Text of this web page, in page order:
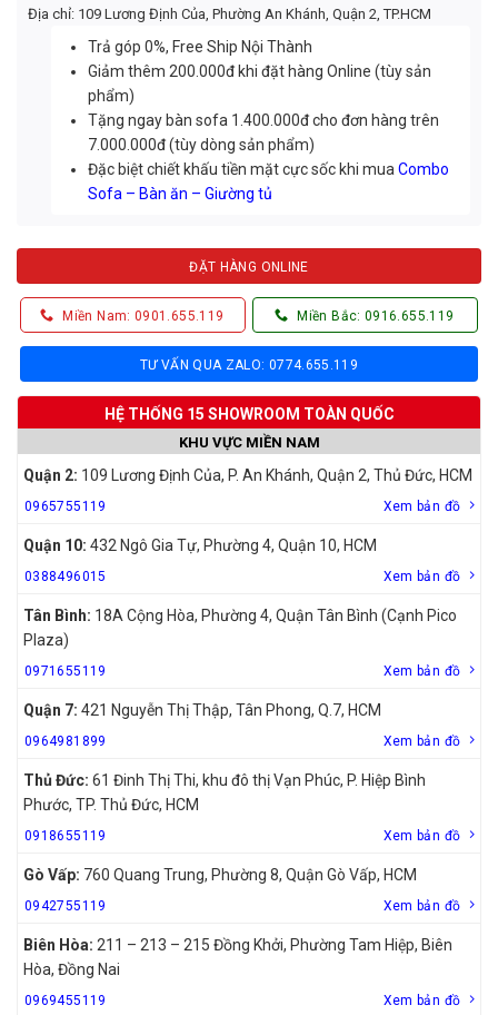
Địa chỉ: 109 Lương Định Của, Phường An Khánh, Quận 2, TP.HCM
Trả góp 0%, Free Ship Nội Thành
Giảm thêm 200.000đ khi đặt hàng Online (tùy sản
phẩm)
Tặng ngay bàn sofa 1.400.000đ cho đơn hàng trên
7.000.000đ (tùy dòng sản phẩm)
Đặc biệt chiết khấu tiền mặt cực sốc khi muaCombo
Sofa – Bàn ăn – Giường tủ
ĐẶT HÀNG ONLINE
Miền Nam: 0901.655.119 Miền Bắc: 0916.655.119
TƯ VẤN QUA ZALO: 0774.655.119
HỆ THỐNG 15 SHOWROOM TOÀN QUỐC
KHU VỰC MIỀN NAM
Quận 2: 109 Lương Định Của, P. An Khánh, Quận 2, Thủ Đức, HCM
0965755119 Xem bản đồ
Quận 10: 432 Ngô Gia Tự, Phường 4, Quận 10, HCM
0388496015 Xem bản đồ
Tân Bình: 18A Cộng Hòa, Phường 4, Quận Tân Bình (Cạnh Pico
Plaza)
0971655119 Xem bản đồ
Quận 7: 421 Nguyễn Thị Thập, Tân Phong, Q.7, HCM
0964981899 Xem bản đồ
Thủ Đức: 61 Đinh Thị Thi, khu đô thị Vạn Phúc, P. Hiệp Bình
Phước, TP. Thủ Đức, HCM
0918655119 Xem bản đồ
Gò Vấp: 760 Quang Trung, Phường 8, Quận Gò Vấp, HCM
0942755119 Xem bản đồ
Biên Hòa: 211 – 213 – 215 Đồng Khởi, Phường Tam Hiệp, Biên
Hòa, Đồng Nai
0969455119 Xem bản đồ